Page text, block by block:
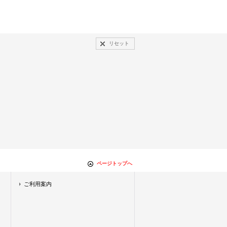
リセット
ページトップへ
ご利用案内